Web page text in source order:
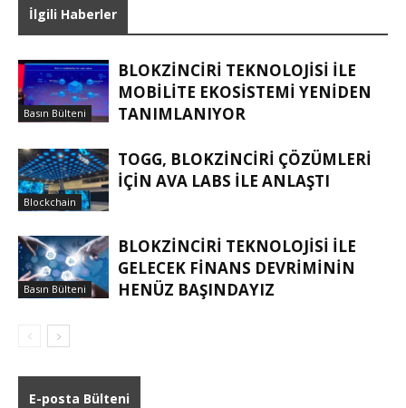
İlgili Haberler
Basın Bülteni
BLOKZINCIRI TEKNOLOJISI ILE
MOBILITE EKOSISTEMI YENIDEN
TANIMLANIYOR
Blockchain
TOGG, BLOKZINCIRI ÇÖZÜMLERI
IÇIN AVA LABS ILE ANLAŞTI
Basın Bülteni
BLOKZINCIRI TEKNOLOJISI ILE
GELECEK FINANS DEVRIMININ
HENÜZ BAŞINDAYIZ
E-posta Bülteni